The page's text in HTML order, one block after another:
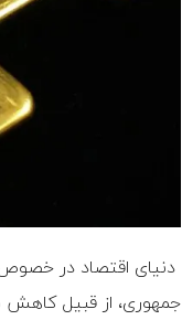
دنیای اقتصاد در
جمهوری، از قبیل کاهش